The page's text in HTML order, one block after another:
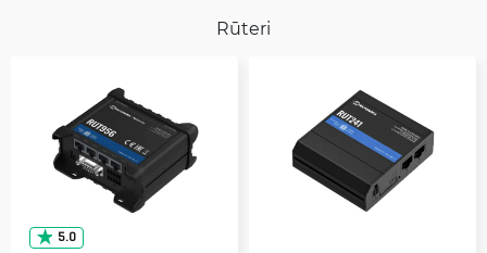
Rūteri
5.0